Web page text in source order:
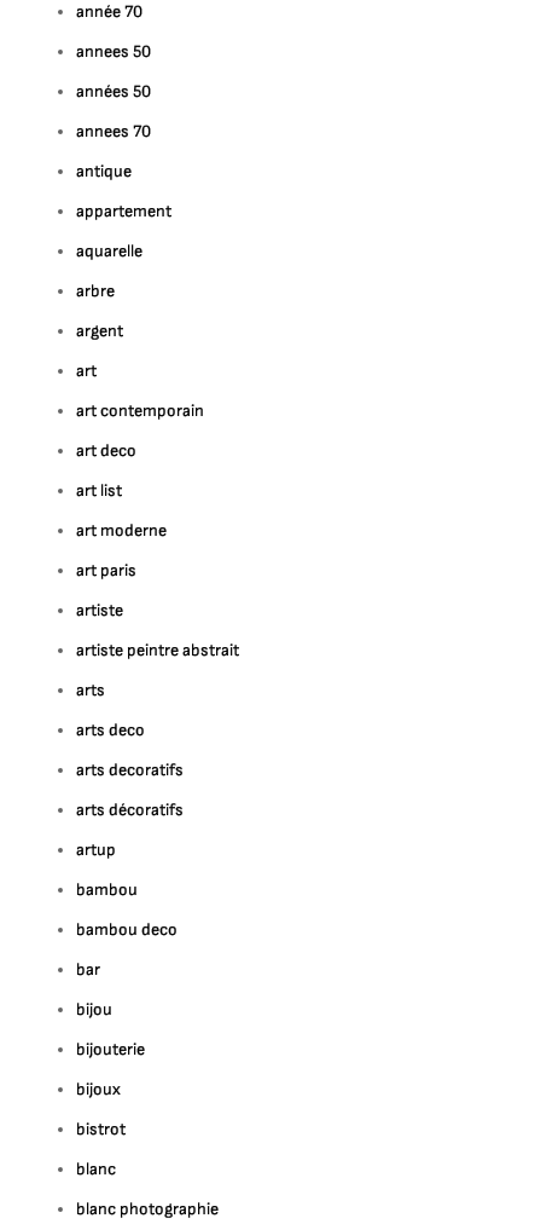
année 70
annees 50
années 50
annees 70
antique
appartement
aquarelle
arbre
argent
art
art contemporain
art deco
art list
art moderne
art paris
artiste
artiste peintre abstrait
arts
arts deco
arts decoratifs
arts décoratifs
artup
bambou
bambou deco
bar
bijou
bijouterie
bijoux
bistrot
blanc
blanc photographie